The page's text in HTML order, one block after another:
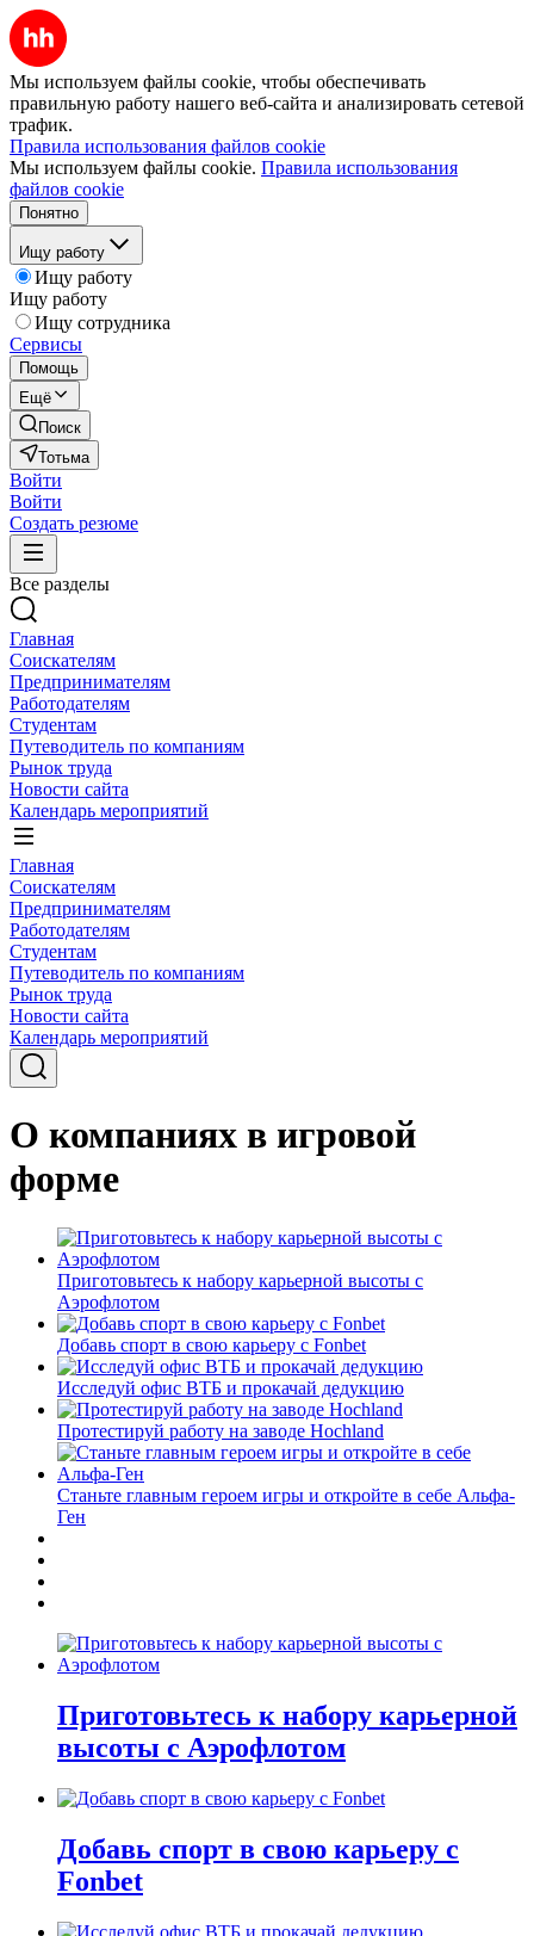
Мы используем файлы cookie, чтобы обеспечивать
правильную работу нашего веб-сайта и анализировать сетевой
трафик.
Правила использования файлов cookie
Мы используем файлы cookie. Правила использования
файлов cookie
Понятно
Ищу работу
Ищу работу
Ищу работу
Ищу сотрудника
Сервисы
Помощь
Ещё
Поиск
Тотьма
Войти
Войти
Создать резюме
Все разделы
Главная
Соискателям
Предпринимателям
Работодателям
Студентам
Путеводитель по компаниям
Рынок труда
Новости сайта
Календарь мероприятий
Главная
Соискателям
Предпринимателям
Работодателям
Студентам
Путеводитель по компаниям
Рынок труда
Новости сайта
Календарь мероприятий
О компаниях в игровой
форме
Приготовьтесь к набору карьерной высоты с
Аэрофлотом
Добавь спорт в свою карьеру с Fonbet
Исследуй офис ВТБ и прокачай дедукцию
Протестируй работу на заводе Hochland
Станьте главным героем игры и откройте в себе Альфа-
Ген
Приготовьтесь к набору карьерной
высоты с Аэрофлотом
Добавь спорт в свою карьеру с
Fonbet